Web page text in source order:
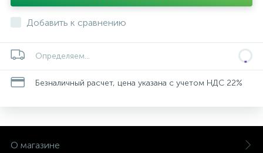
Добавить к сравнению
Определяем...
Безналичный расчет, цена указана с учетом НДС 22%
О магазине